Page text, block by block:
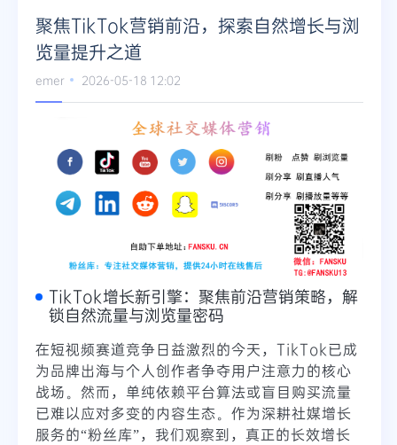
聚焦TikTok营销前沿，探索自然增长与浏
览量提升之道
emer 2026-05-18 12:02
TikTok增长新引擎：聚焦前沿营销策略，解
锁自然流量与浏览量密码
在短视频赛道竞争日益激烈的今天，TikTok已成
为品牌出海与个人创作者争夺用户注意力的核心
战场。然而，单纯依赖平台算法或盲目购买流量
已难以应对多变的内容生态。作为深耕社媒增长
服务的“粉丝库”，我们观察到，真正的长效增长